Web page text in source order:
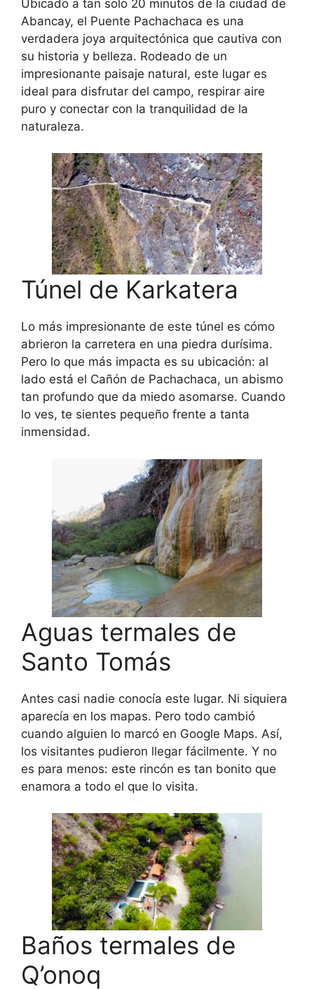
Ubicado a tan solo 20 minutos de la ciudad de
Abancay, el Puente Pachachaca es una
verdadera joya arquitectónica que cautiva con
su historia y belleza. Rodeado de un
impresionante paisaje natural, este lugar es
ideal para disfrutar del campo, respirar aire
puro y conectar con la tranquilidad de la
naturaleza.
Túnel de Karkatera
Lo más impresionante de este túnel es cómo
abrieron la carretera en una piedra durísima.
Pero lo que más impacta es su ubicación: al
lado está el Cañón de Pachachaca, un abismo
tan profundo que da miedo asomarse. Cuando
lo ves, te sientes pequeño frente a tanta
inmensidad.
Aguas termales de
Santo Tomás
Antes casi nadie conocía este lugar. Ni siquiera
aparecía en los mapas. Pero todo cambió
cuando alguien lo marcó en Google Maps. Así,
los visitantes pudieron llegar fácilmente. Y no
es para menos: este rincón es tan bonito que
enamora a todo el que lo visita.
Baños termales de
Q’onoq